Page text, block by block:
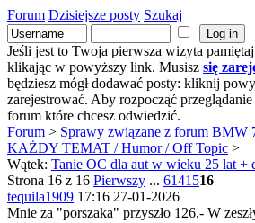
Forum Dzisiejsze posty Szukaj
Jeśli jest to Twoja pierwsza wizyta
klikając w powyższy link. Musisz się
będziesz mógł dodawać posty: kliknij
zarejestrować. Aby rozpocząć
forum które chcesz odwiedzić.
Forum > Sprawy związane z forum BMW
KAŻDY TEMAT / Humor / Off Topic >
Wątek: Tanie OC dla aut w wieku 25 lat +
Strona 16 z 16 Pierwszy ... 6141516
tequila1909 17:16 27-01-2026
Mnie za "porszaka" przyszło 126,- W